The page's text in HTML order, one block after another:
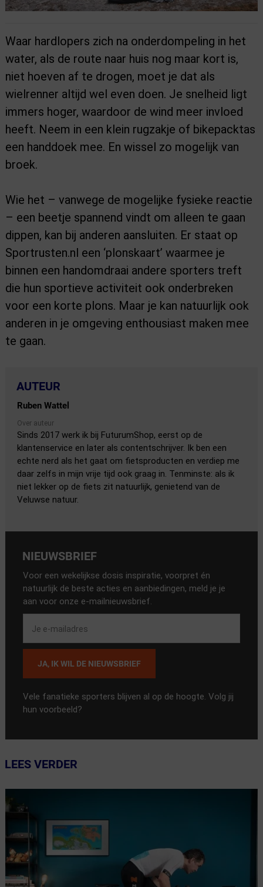
Waar hardlopers zich na onderdompeling in het
water, als de route naar huis nog maar kort is,
niet hoeven af te drogen, moet je dat als
wielrenner altijd wel even doen. Je snelheid ligt
immers hoger, waardoor de wind meer invloed
heeft. Neem in een klein rugzakje of bikepacktas
een handdoek mee. En wissel zo mogelijk van
broek.
Wie het – vanwege de mogelijke fysieke reactie
– een beetje spannend vindt om alleen te gaan
dippen, kan bij anderen aansluiten. Er staat op
Sportrusten.nl een ‘plonskaart’ waarmee je
binnen een handomdraai andere sporters treft
die hun sportieve activiteit ook onderbreken
voor een korte plons. Maar je kan natuurlijk ook
anderen in je omgeving enthousiast maken mee
te gaan.
AUTEUR
Ruben Wattel
Over auteur
Sinds 2017 werk ik bij FuturumShop, eerst op de
klantenservice en later als contentschrijver. Ik ben een
echte nerd als het gaat om fietsproducten en verdiep me
daar zelfs in mijn vrije tijd ook graag in. Tenminste: als ik
niet lekker op de fiets zit natuurlijk, genietend van de
Veluwse natuur.
NIEUWSBRIEF
Voor een wekelijkse dosis inspiratie, voorpret én
natuurlijk de beste acties en aanbiedingen, meld je je
aan voor onze e-mailnieuwsbrief.
JA, IK WIL DE NIEUWSBRIEF
Vele fanatieke sporters blijven al op de hoogte. Volg jij
hun voorbeeld?
LEES VERDER